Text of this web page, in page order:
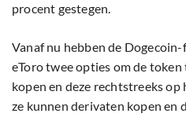
procent gestegen.
Vanaf nu hebben de
eToro twee opties om de
kopen en deze rechtstreeks
ze kunnen derivaten kopen en